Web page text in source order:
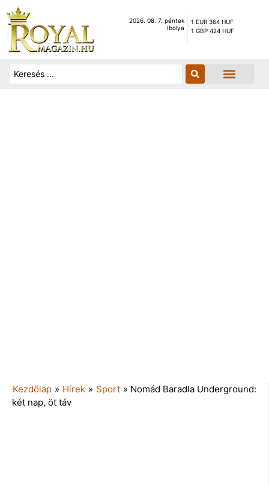
2026. 08. 7. péntek
Ibolya
1 EUR 364 HUF
1 GBP 424 HUF
Kezdőlap » Hírek » Sport » Nomád Baradla Underground:
két nap, öt táv